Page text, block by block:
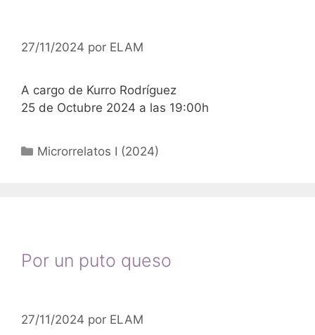
27/11/2024 por ELAM
A cargo de Kurro Rodríguez
25 de Octubre 2024 a las 19:00h
Categorías
Microrrelatos I (2024)
Por un puto queso
27/11/2024 por ELAM